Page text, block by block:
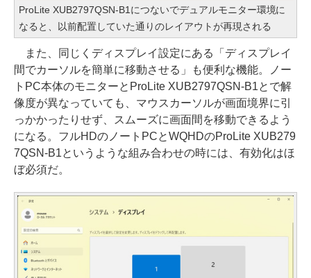
ProLite XUB2797QSN-B1につないでデュアルモニター環境に
なると、以前配置していた通りのレイアウトが再現される
また、同じくディスプレイ設定にある「ディスプレイ
間でカーソルを簡単に移動させる」も便利な機能。ノー
トPC本体のモニターとProLite XUB2797QSN-B1とで解
像度が異なっていても、マウスカーソルが画面境界に引
っかかったりせず、スムーズに画面間を移動できるよう
になる。フルHDのノートPCとWQHDのProLite XUB279
7QSN-B1というような組み合わせの時には、有効化はほ
ぼ必須だ。